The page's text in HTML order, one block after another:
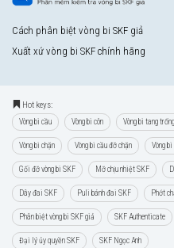
Cách phân biệt vòng bi SKF giả
Xuất xứ vòng bi SKF chính hãng
Hot keys:
Vòng bi cầu Vòng bi côn Vòng bi tang trống
Vòng bi chặn Vòng bi cầu đỡ chặn Vòng
Gối đỡ vòng bi SKF Mỡ chịu nhiệt SKF
Dây đai SKF Puli bánh đai SKF Phớt
Phân biệt vòng bi SKF giả SKF Authenticate
Đại lý ủy quyền SKF SKF Ngọc Anh